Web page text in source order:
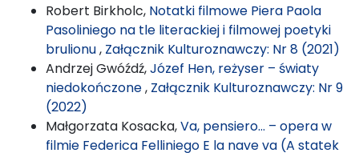
Robert Birkholc, Notatki filmowe Piera Paola
Pasoliniego na tle literackiej i filmowej poetyki
brulionu, Załącznik Kulturoznawczy: Nr 8 (2021)
Andrzej Gwóźdź,Józef Hen, reżyser – światy
niedokończone, Załącznik Kulturoznawczy: Nr 9
(2022)
Małgorzata Kosacka,Va, pensiero… – opera w
filmie Federica Felliniego E la nave va (A statek